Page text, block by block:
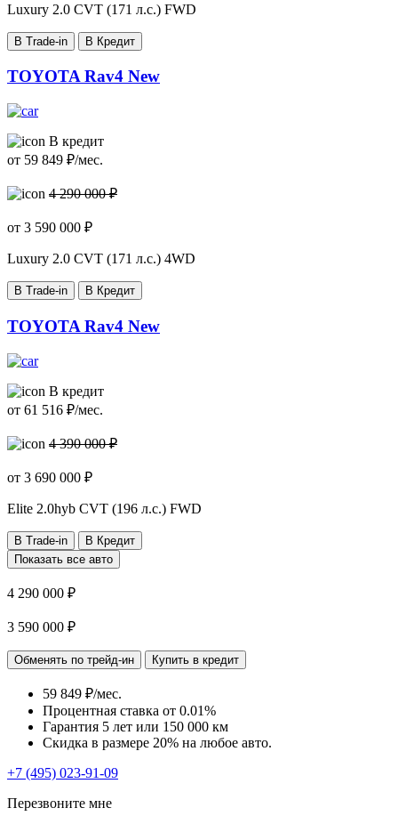
Luxury 2.0 CVT (171 л.с.) FWD
В Trade-in В Кредит
TOYOTA Rav4 New
В кредит
от 59 849 ₽/мес.
4 290 000 ₽
от 3 590 000 ₽
Luxury 2.0 CVT (171 л.с.) 4WD
В Trade-in В Кредит
TOYOTA Rav4 New
В кредит
от 61 516 ₽/мес.
4 390 000 ₽
от 3 690 000 ₽
Elite 2.0hyb CVT (196 л.с.) FWD
В Trade-in
В Кредит
Показать все авто
4 290 000 ₽
3 590 000 ₽
Обменять по трейд-ин Купить в кредит
59 849 ₽/мес.
Процентная ставка от 0.01%
Гарантия 5 лет или 150 000 км
Скидка в размере 20% на любое авто.
+7 (495) 023-91-09
Перезвоните мне